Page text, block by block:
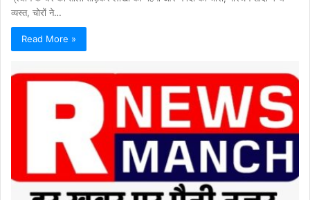
व्यस्त, चोरों ने…
Read More »